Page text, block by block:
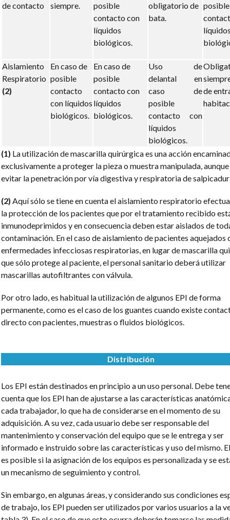
de contacto
siempre.
posible
contacto con
líquidos
biológicos.
obligatorio de
bata.
posible
Aislamiento
Respiratorio
(2)
En caso de
posible
contacto
con líquidos
biológicos.
En caso de
posible
contacto con
líquidos
biológicos.
Uso de
delantal en
caso de
posible
contacto con
líquidos
biológicos.
de
(1) La utilización de mascarilla quirúrgica es una acción
exclusivamente a proteger la pieza o muestra manipulada,
evitar la penetración por vía digestiva y respiratoria de
(2) Aquí sólo se tiene en cuenta el aislamiento respiratorio
la protección de los pacientes que por el tratamiento recibido
inmunodeprimidos y en consecuencia deben estar aislados de
contaminación. En el caso de aislamiento de pacientes aquejados
enfermeda­des infecciosas respiratorias, en lugar de mascarilla
que sólo protege al paciente, el personal sanitario deberá utilizar
mascarillas autofiltrantes con válvula.
Por otro lado, es habitual la utilización de algunos EPI de forma
permanente, como es el caso de los guantes cuando existe
directo con pacientes, muestras o fluidos biológicos.
Distribución
Los EPI están destinados en principio a un uso personal. Debe
cuenta que los EPI han de ajustarse a las características
cada trabajador, lo que ha de considerarse en el momento de su
adquisición. A su vez, cada usuario debe ser responsable del
mantenimiento y conservación del equipo que se le entrega y ser
informado e instruido sobre las características y uso del mismo.
es posible si la asignación de los equipos es personalizada y se
un mecanismo de seguimiento y control.
Sin embargo, en algunas áreas, y considerando sus condiciones
de trabajo, los EPI pueden ser utilizados por varios usuarios a la